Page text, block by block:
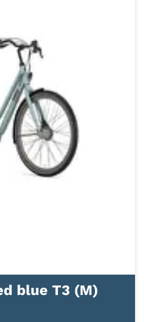
blue T3 (M)